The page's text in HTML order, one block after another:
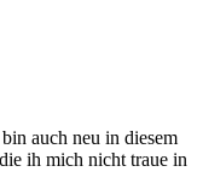
auch neu in diesem
ih mich nicht traue in